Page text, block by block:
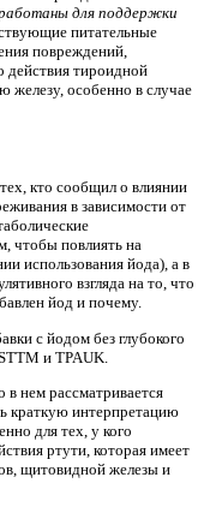
для поддержки
питательные
повреждений,
действия тироидной
железу, особенно в случае
кто сообщил о влиянии
в зависимости от
чтобы повлиять на
использования йода), а в
взгляда на то, что
йод и почему.
с йодом без глубокого
и TPAUK.
нем рассматривается
краткую интерпретацию
для тех, у кого
ртути, которая имеет
щитовидной железы и